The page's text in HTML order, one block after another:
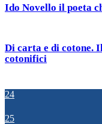
Ido Novello il poeta
Di carta e di cotone.
cotonifici
24
25